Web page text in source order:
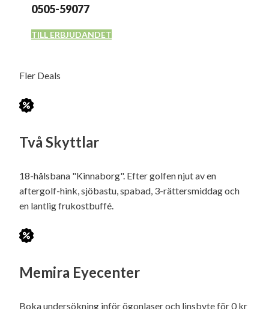
0505-59077
TILL ERBJUDANDET
Fler Deals
Två Skyttlar
18-hålsbana "Kinnaborg". Efter golfen njut av en
aftergolf-hink, sjöbastu, spabad, 3-rättersmiddag och
en lantlig frukostbuffé.
Memira Eyecenter
Boka undersökning inför ögonlaser och linsbyte för 0 kr